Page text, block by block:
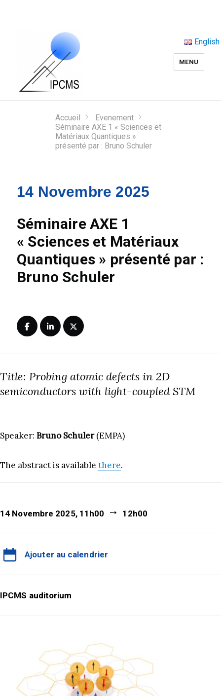
MENU
English
Accueil
Evenement
Séminaire AXE 1 « Sciences et
Matériaux Quantiques »
présenté par : Bruno Schuler
14 Novembre 2025
Séminaire AXE 1
« Sciences et Matériaux
Quantiques » présenté par :
Bruno Schuler
Title: Probing atomic defects in 2D
semiconductors with light-coupled STM
Speaker: Bruno Schuler(EMPA)
The abstract is available there.
14 Novembre 2025, 11h00 12h00
Ajouter au calendrier
IPCMS auditorium